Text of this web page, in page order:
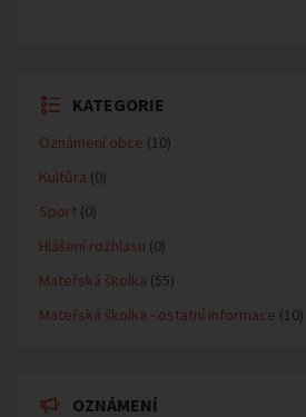
KATEGORIE
Oznámení obce (10)
Kultůra (0)
Sport (0)
Hlášení rozhlasu (0)
Mateřská školka (55)
Mateřská školka - ostatní informace (10)
OZNÁMENÍ